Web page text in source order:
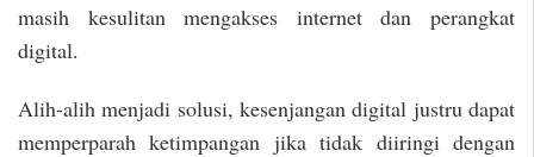
masih kesulitan mengakses internet dan perangkat
digital.
Alih-alih menjadi solusi, kesenjangan digital justru dapat
memperparah ketimpangan jika tidak diiringi dengan